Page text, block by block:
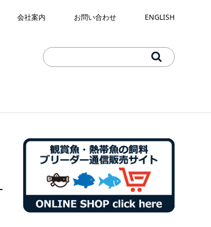
会社案内 お問い合わせ ENGLISH